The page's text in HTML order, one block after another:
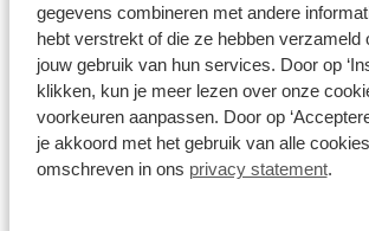
gegevens combineren met andere
hebt verstrekt of die ze hebben verzameld
jouw gebruik van hun services. Door op
klikken, kun je meer lezen over onze
voorkeuren aanpassen. Door op
je akkoord met het gebruik van alle
omschreven in ons privacy statement.
4
3
2
1